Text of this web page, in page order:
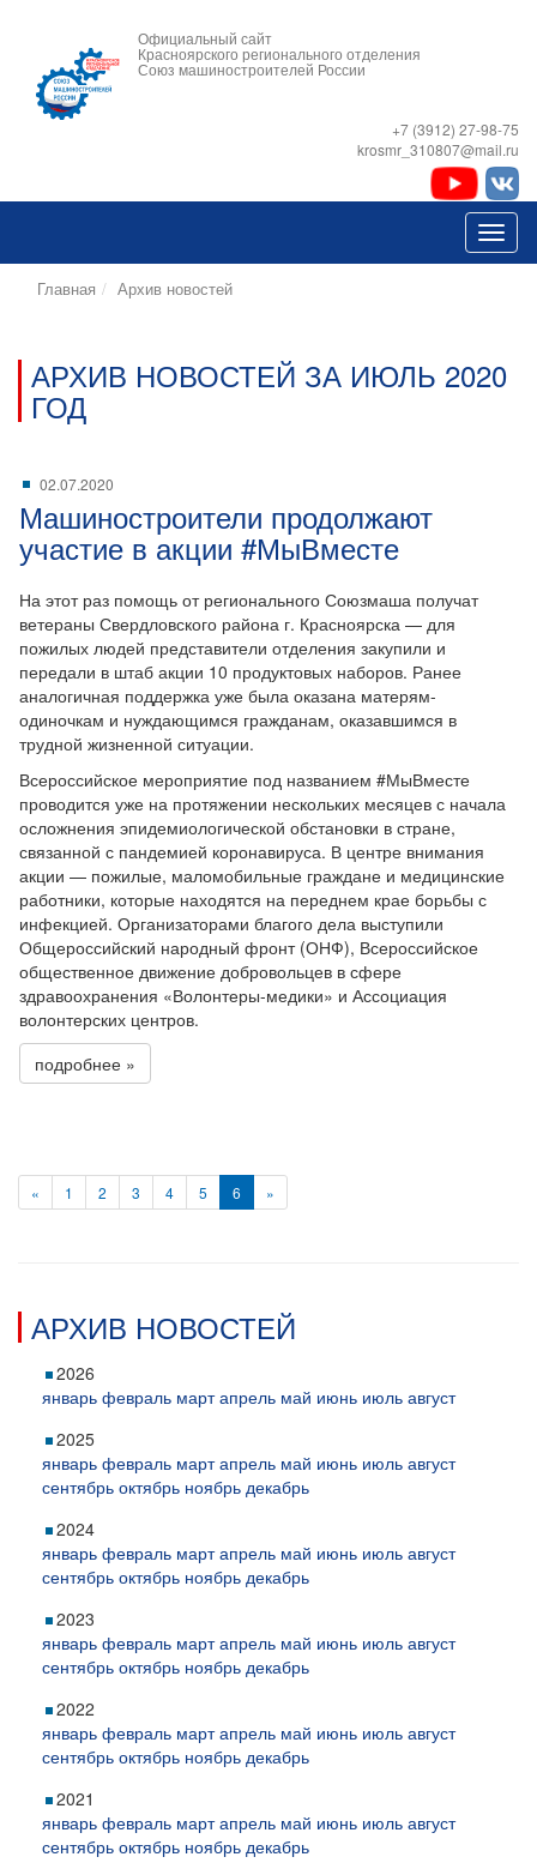
Официальный сайт
Красноярского регионального отделения
Союз машиностроителей России
+7 (3912) 27-98-75
krosmr_310807@mail.ru
Главная Архив новостей
АРХИВ НОВОСТЕЙ ЗА ИЮЛЬ 2020
ГОД
02.07.2020
Машиностроители продолжают
участие в акции #МыВместе
На этот раз помощь от регионального Союзмаша получат
ветераны Свердловского района г. Красноярска — для
пожилых людей представители отделения закупили и
передали в штаб акции 10 продуктовых наборов. Ранее
аналогичная поддержка уже была оказана матерям-
одиночкам и нуждающимся гражданам, оказавшимся в
трудной жизненной ситуации.
Всероссийское мероприятие под названием #МыВместе
проводится уже на протяжении нескольких месяцев с начала
осложнения эпидемиологической обстановки в стране,
связанной с пандемией коронавируса. В центре внимания
акции — пожилые, маломобильные граждане и медицинские
работники, которые находятся на переднем крае борьбы с
инфекцией. Организаторами благого дела выступили
Общероссийский народный фронт (ОНФ), Всероссийское
общественное движение добровольцев в сфере
здравоохранения «Волонтеры-медики» и Ассоциация
волонтерских центров.
подробнее »
« 1 2 3 4 5 6 »
АРХИВ НОВОСТЕЙ
2026
январь февраль март апрель май июнь июль август
2025
январь февраль март апрель май июнь июль август
сентябрь октябрь ноябрь декабрь
2024
январь февраль март апрель май июнь июль август
сентябрь октябрь ноябрь декабрь
2023
январь февраль март апрель май июнь июль август
сентябрь октябрь ноябрь декабрь
2022
январь февраль март апрель май июнь июль август
сентябрь октябрь ноябрь декабрь
2021
январь февраль март апрель май июнь июль август
сентябрь октябрь ноябрь декабрь